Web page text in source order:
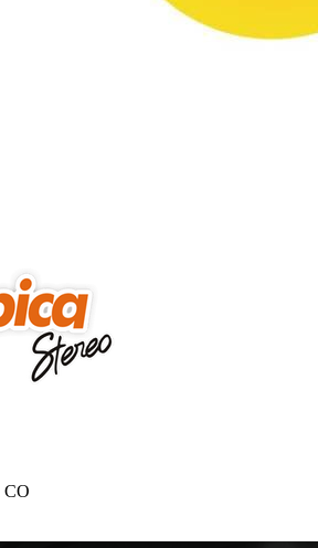
CO